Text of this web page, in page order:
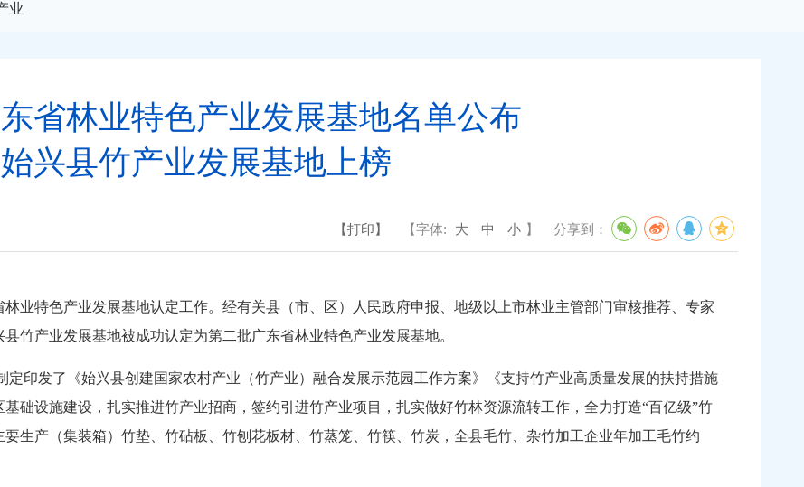
业
省林业特色产业发展基地名单公布
始兴县竹产业发展基地上榜
【打印】 【字体: 大 中 小 】 分享到：
特色产业发展基地认定工作。经有关县（市、区）人民政府申报、地级以上市林业主管部门审核推荐、专家
县竹产业发展基地被成功认定为第二批广东省林业特色产业发展基地。
印发了《始兴县创建国家农村产业（竹产业）融合发展示范园工作方案》《支持竹产业高质量发展的扶持措施
础设施建设，扎实推进竹产业招商，签约引进竹产业项目，扎实做好竹林资源流转工作，全力打造“百亿级”竹
生产（集装箱）竹垫、竹砧板、竹刨花板材、竹蒸笼、竹筷、竹炭，全县毛竹、杂竹加工企业年加工毛竹约